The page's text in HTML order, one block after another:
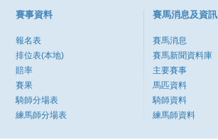
賽事資料
報名表
排位表(本地)
賠率
賽果
騎師分場表
練馬師分場表
賽馬消息及資訊
賽馬消息
賽馬新聞資料庫
主要賽事
馬匹資料
騎師資料
練馬師資料